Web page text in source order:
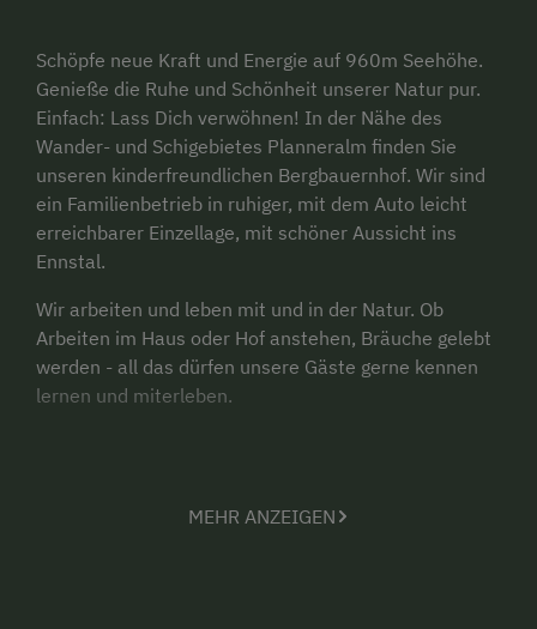
Schöpfe neue Kraft und Energie auf 960m Seehöhe.
Genieße die Ruhe und Schönheit unserer Natur pur.
Einfach: Lass Dich verwöhnen! In der Nähe des
Wander- und Schigebietes Planneralm finden Sie
unseren kinderfreundlichen Bergbauernhof. Wir sind
ein Familienbetrieb in ruhiger, mit dem Auto leicht
erreichbarer Einzellage, mit schöner Aussicht ins
Ennstal.
Wir arbeiten und leben mit und in der Natur. Ob
Arbeiten im Haus oder Hof anstehen, Bräuche gelebt
werden - all das dürfen unsere Gäste gerne kennen
lernen und miterleben.
Die große Bauernküche lädt zum Kochen und
MEHR ANZEIGEN